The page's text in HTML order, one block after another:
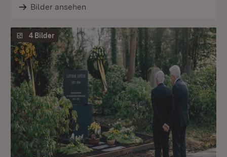
Bilder ansehen
4 Bilder